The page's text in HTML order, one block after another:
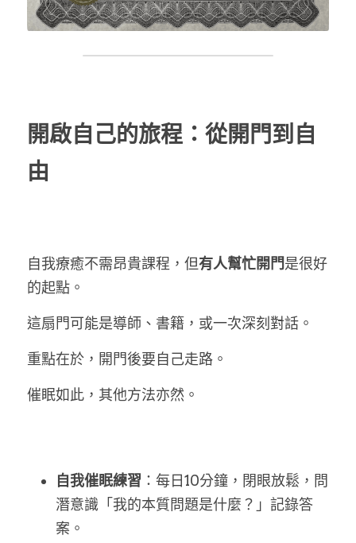
開啟自己的旅程：從開門到自
由
自我療癒不需昂貴課程，但有人幫忙開門是很好
的起點。
這扇門可能是導師、書籍，或一次深刻對話。
重點在於，開門後要自己走路。
催眠如此，其他方法亦然。
自我催眠練習 ：每日10分鐘，閉眼放鬆，問
潛意識「我的本質問題是什麼？」記錄答
案。